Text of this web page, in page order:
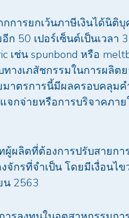
กการยกเว้นภาษีเงินได้นิ
ก 50 เปอร์เซ็นต์เป็นเวล
เช่น spunbond หรือ
ทางเภสัชกรรมในการผลิ
าตรการนี้มีผลครอบคลุม
แจกจ่ายหรือการบริจาคภ
ผู้ผลิตที่ต้องการปรับสายกา
จักรที่จำเป็น โดยมีเงื่อน
น 2563